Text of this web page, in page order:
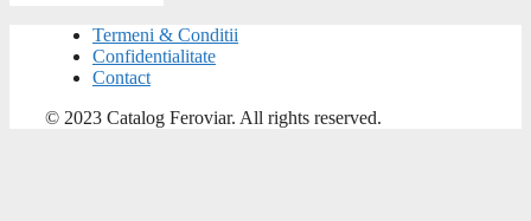
Termeni & Conditii
Confidentialitate
Contact
© 2023 Catalog Feroviar. All rights reserved.